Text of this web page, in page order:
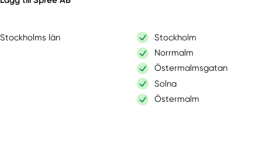
Stockholms län
Stockholm
Norrmalm
Östermalmsgatan
Solna
Östermalm